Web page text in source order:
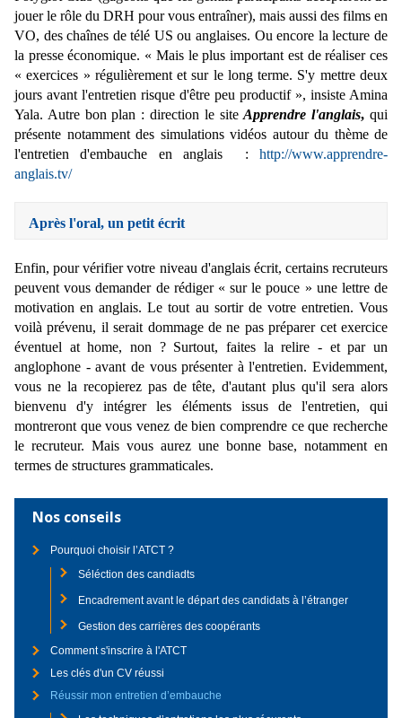
jouer le rôle du DRH pour vous entraîner), mais aussi des films en
VO, des chaînes de télé US ou anglaises. Ou encore la lecture de
la presse économique. « Mais le plus important est de réaliser ces
« exercices » régulièrement et sur le long terme. S'y mettre deux
jours avant l'entretien risque d'être peu productif », insiste Amina
Yala. Autre bon plan : direction le siteApprendre l'anglais, qui
présente notamment des simulations vidéos autour du thème de
l'entretien d'embauche en anglais : http://www.apprendre-
anglais.tv/
Après l'oral, un petit écrit
Enfin, pour vérifier votre niveau d'anglais écrit, certains recruteurs
peuvent vous demander de rédiger « sur le pouce » une lettre de
motivation en anglais. Le tout au sortir de votre entretien. Vous
voilà prévenu, il serait dommage de ne pas préparer cet exercice
éventuel at home, non ? Surtout, faites la relire - et par un
anglophone - avant de vous présenter à l'entretien. Evidemment,
vous ne la recopierez pas de tête, d'autant plus qu'il sera alors
bienvenu d'y intégrer les éléments issus de l'entretien, qui
montreront que vous venez de bien comprendre ce que recherche
le recruteur. Mais vous aurez une bonne base, notamment en
termes de structures grammaticales.
Nos conseils
Pourquoi choisir l’ATCT ?
Séléction des candiadts
Encadrement avant le départ des candidats à l’étranger
Gestion des carrières des coopérants
Comment s'inscrire à l'ATCT
Les clés d'un CV réussi
Réussir mon entretien d’embauche